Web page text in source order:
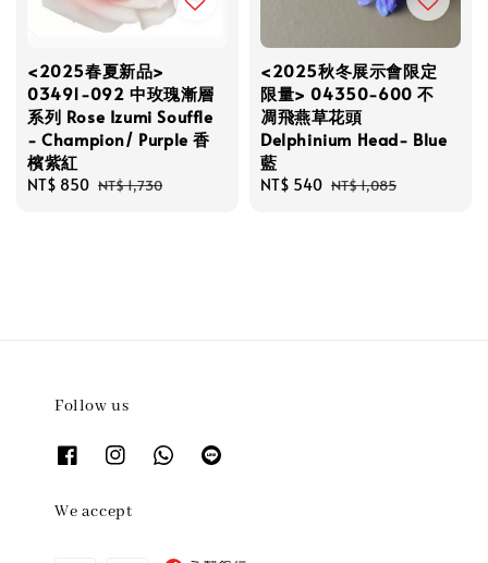
<2025春夏新品>
03491-092 中玫瑰漸層
系列 Rose Izumi Souffle
- Champion/ Purple 香
檳紫紅
Sale
NT$ 850 Regular
NT$ 1,730
<2025秋冬展示會限定
限量> 04350-600 不
凋飛燕草花頭
Delphinium Head- Blue
藍
Sale
NT$ 540 Regular
NT$ 1,085
Follow us
We accept